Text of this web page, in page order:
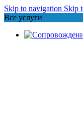
Skip to navigation Skip
Все услуги